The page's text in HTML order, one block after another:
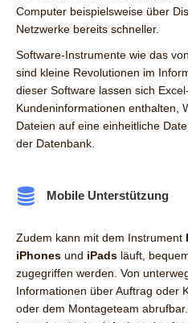
Computer beispielsweise über
Netzwerke bereits schneller.
Software-Instrumente wie das
sind kleine Revolutionen im
dieser Software lassen sich
Kundeninformationen enthalten,
Dateien auf eine einheitliche
der Datenbank.
Mobile Unterstützung
Zudem kann mit dem Instrument
iPhones und iPads läuft,
zugegriffen werden. Von
Informationen über Auftrag oder
oder dem Montageteam